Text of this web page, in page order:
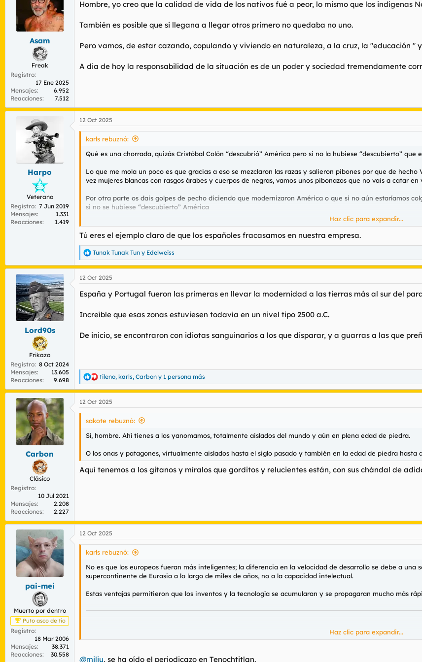
i
n
e
:
Asam
Freak
Registro
17 Ene 2025
Mensajes
6.952
Reacciones
7.512
Hombre, yo creo que la calidad de vida de los nativos fué a peor, lo mismo que los indígenas
También es posible que si llegana a llegar otros primero no quedaba no uno.
Pero vamos, de estar cazando, copulando y viviendo en naturaleza, a la cruz, la "educación "
A dia de hoy la responsabilidad de la situación es de un poder y sociedad tremendamente
Harpo
Veterano
Registro 7 Jun 2019
Mensajes
1.331
Reacciones
1.419
12 Oct 2025
karls rebuznó:
Qué es una chorrada, quizás Cristóbal Colón “descubrió” América pero si no la hubiese “descubierto”
Lo que me mola un poco es que gracias a eso se mezclaron las razas y salieron pibones por que de
vez mujeres blancas con rasgos árabes y cuerpos de negras, vamos unos pibonazos que no vais a catar
Por otra parte os dais golpes de pecho diciendo que modernizaron América o que si no aún estaríamos
si no se hubiese “descubierto” América
Cristóbal Colón solo fue un hijo de puta aventurero que se fue por ahí viendo a ver que encontraba
Pero en general estoy a favor del mejoramiento de la raza
De hecho en otro orden de ideas como he dicho
Si fuese presidente exterminaria a ancianos, crancos, y pondria trabajos forzados a gordas hasta que
La verdadera pregunta es si los europeos mejoraron la raza o los americanos lo hicieron?
Por que acá he visto auténticos crancazos y con genes poco favorables por ejemplo dentadura fea,
Haz clic para expandir...
Tú eres el ejemplo claro de que los españoles fracasamos en nuestra empresa.
R
e
a
c
i
e
:
Tunak Tunak Tun y Edelweiss
Lord90s
Frikazo
Registro 8 Oct 2024
Mensajes
13.605
Reacciones
9.698
12 Oct 2025
España y Portugal fueron las primeras en llevar la modernidad a las tierras más al sur del
Increíble que esas zonas estuviesen todavía en un nivel tipo 2500 a.C.
De inicio, se encontraron con idiotas sanguinarios a los que disparar, y a guarras a las que
R
e
a
c
c
tileno, karls, Carbon y 1 persona más
Carbon
Clásico
Registro
10 Jul 2021
Mensajes
2.208
Reacciones
2.227
12 Oct 2025
sakote rebuznó:
Sí, hombre. Ahí tienes a los yanomamos, totalmente aislados del mundo y aún en plena edad de piedra.
O los onas y patagones, virtualmente aislados hasta el siglo pasado y también en la edad de piedra
Aquí tenemos a los gitanos y míralos que gorditos y relucientes están, con sus chándal de
pai-mei
Muerto por dentro
Puto asco de tío
Registro
18 Mar 2006
Mensajes
38.371
Reacciones
30.558
12 Oct 2025
karls rebuznó:
No es que los europeos fueran más inteligentes; la diferencia en la velocidad de desarrollo se debe a una
supercontinente de Eurasia a lo largo de miles de años, no a la capacidad intelectual.
Estas ventajas permitieron que los inventos y la tecnología se acumularan y se propagaran mucho más
Haz clic para expandir...
@miliu, se ha oído el periodicazo en Tenochtitlan.